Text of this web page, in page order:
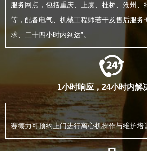
服务网点，包括重庆、上虞、杜桥、沧州、
等，配备电气、机械工程师若干及售后服务
求、二十四小时内到达”。
1小时响应，24小时内解
赛德力可预约上门进行离心机操作与维护培